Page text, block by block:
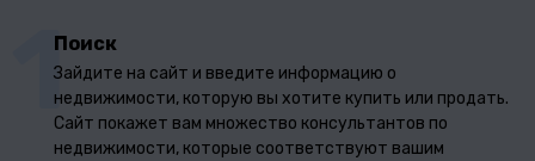
1
Поиск
Зайдите на сайт и введите информацию о
недвижимости, которую вы хотите купить или продать.
Сайт покажет вам множество консультантов по
недвижимости, которые соответствуют вашим